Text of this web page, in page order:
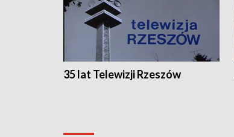
35 lat Telewizji Rzeszów